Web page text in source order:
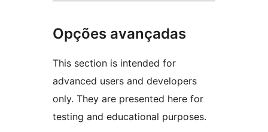
Opções avançadas
This section is intended for
advanced users and developers
only. They are presented here for
testing and educational purposes.